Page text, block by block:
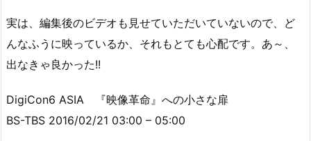
実は、編集後のビデオも見せていただいていないので、ど
んなふうに映っているか、それもとても心配です。あ～、
出なきゃ良かった!!
DigiCon6 ASIA 『映像革命』への小さな扉
BS-TBS 2016/02/21 03:00 – 05:00